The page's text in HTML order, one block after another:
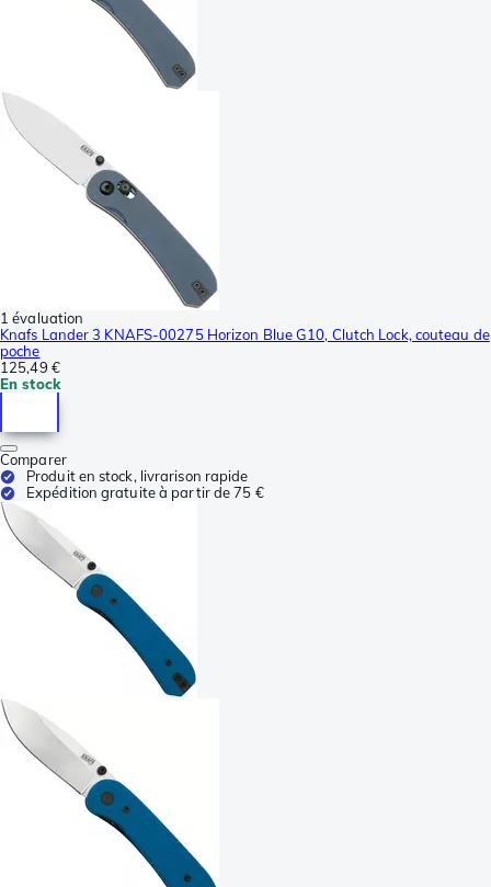
1 évaluation
Knafs Lander 3 KNAFS-00275 Horizon Blue G10, Clutch Lock, couteau de
poche
125,49 €
En stock
Comparer
Produit en stock, livrarison rapide
Expédition gratuite à partir de 75 €